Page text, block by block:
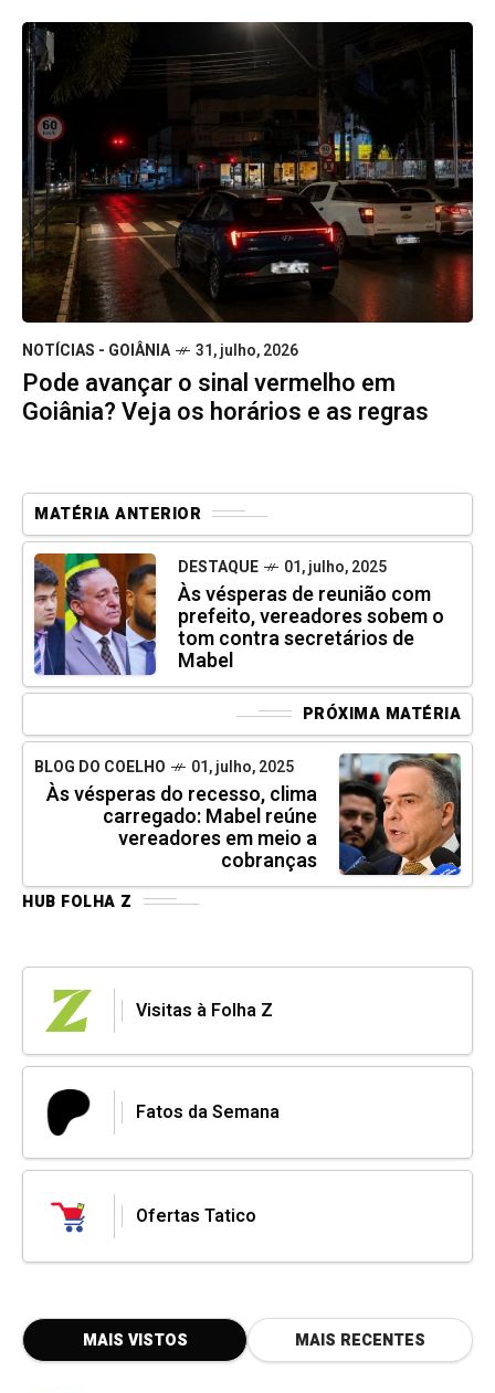
NOTÍCIAS - GOIÂNIA 31, julho, 2026
Pode avançar o sinal vermelho em
Goiânia? Veja os horários e as regras
MATÉRIA ANTERIOR
DESTAQUE 01, julho, 2025
Às vésperas de reunião com
prefeito, vereadores sobem o
tom contra secretários de
Mabel
PRÓXIMA MATÉRIA
BLOG DO COELHO 01, julho, 2025
Às vésperas do recesso, clima
carregado: Mabel reúne
vereadores em meio a
cobranças
HUB FOLHA Z
Visitas à Folha Z
Fatos da Semana
Ofertas Tatico
MAIS VISTOS MAIS RECENTES